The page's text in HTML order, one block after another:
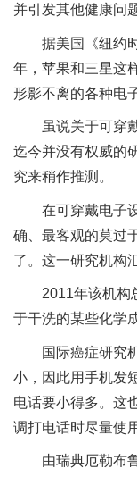
并引发其他健康问
据美国《纽约
年，苹果和三星这
形影不离的各种电
虽说关于可穿
迄今并没有权威的
究来稍作推测。
在可穿戴电子
确、最客观的莫过
了。这一研究机构
2011年该机构
于干洗的某些化学
国际癌症研究
小，因此用手机发
电话要小得多。这
调打电话时尽量使
由瑞典厄勒布